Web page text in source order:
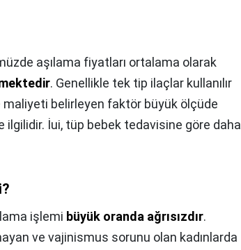
aşılama fiyatları ortalama olarak
. Genellikle tek tip ilaçlar kullanılır
maliyeti belirleyen faktör büyük ölçüde
ilgilidir. İui, tüp bebek tedavisine göre daha
işlemi büyük oranda ağrısızdır.
ve vajinismus sorunu olan kadınlarda